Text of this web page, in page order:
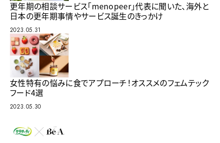
更年期の相談サービス「menopeer」代表に聞いた、海外と
日本の更年期事情やサービス誕生のきっかけ
2023.05.31
女性特有の悩みに食でアプローチ！オススメのフェムテック
フード4選
2023.05.30